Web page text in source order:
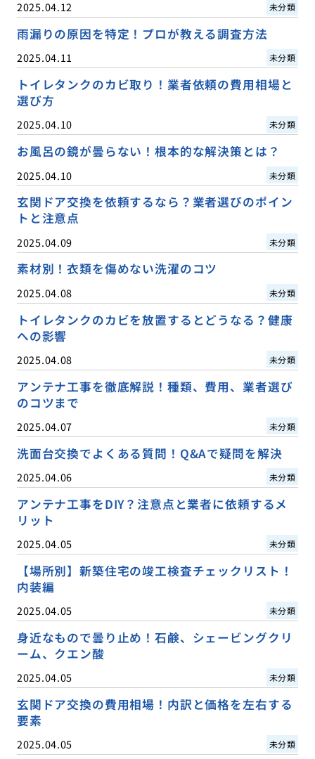
2025.04.12 未分類
雨漏りの原因を特定！プロが教える調査方法
2025.04.11 未分類
トイレタンクのカビ取り！業者依頼の費用相場と
選び方
2025.04.10 未分類
お風呂の鏡が曇らない！根本的な解決策とは？
2025.04.10 未分類
玄関ドア交換を依頼するなら？業者選びのポイン
トと注意点
2025.04.09 未分類
素材別！衣類を傷めない洗濯のコツ
2025.04.08 未分類
トイレタンクのカビを放置するとどうなる？健康
への影響
2025.04.08 未分類
アンテナ工事を徹底解説！種類、費用、業者選び
のコツまで
2025.04.07 未分類
洗面台交換でよくある質問！Q&Aで疑問を解決
2025.04.06 未分類
アンテナ工事をDIY？注意点と業者に依頼するメ
リット
2025.04.05 未分類
【場所別】新築住宅の竣工検査チェックリスト！
内装編
2025.04.05 未分類
身近なもので曇り止め！石鹸、シェービングクリ
ーム、クエン酸
2025.04.05 未分類
玄関ドア交換の費用相場！内訳と価格を左右する
要素
2025.04.05 未分類